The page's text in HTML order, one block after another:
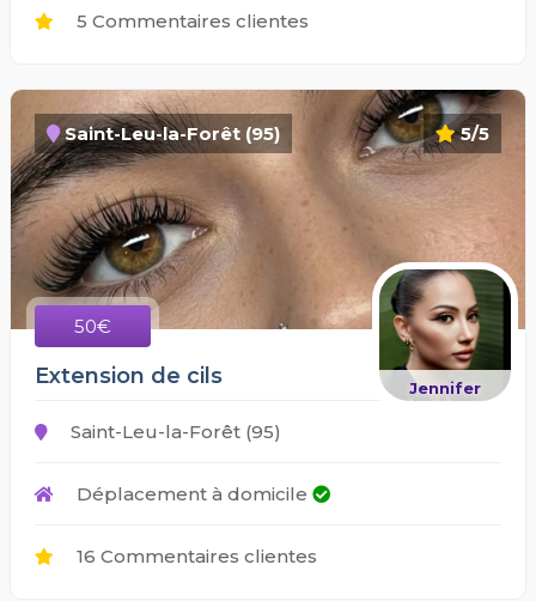
5 Commentaires clientes
5/5
Saint-Leu-la-Forêt (95)
50€
Jennifer
Extension de cils
Saint-Leu-la-Forêt (95)
Déplacement à domicile
16 Commentaires clientes